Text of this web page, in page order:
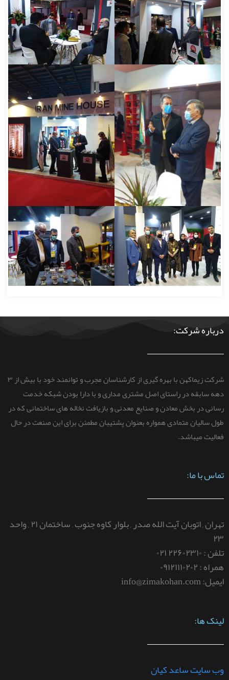
درباره شرکت:
شرکت زیماکهن با بهره گیری از کارشناسان مجرب و توانمند خود با بیش از ۳
دهه سابقه در راستای اصل مشتری مداری و با دارا بودن شبکه خدمت
رسانی در بخش معادن و صنایع معدنی و بازیافت نخاله های ساختمانی که در
طول سالیان متمادی همواره بعنوان پشتیبان مطمئن برای این صنعت در حال
فعالیت میباشد.
تماس با ما:
تهران , اتوبان آیت الله صدر , بلوار کاوه جنوب , ساختمان ۲۱ , واحد
۲۳
تلفن : ۲۲۶۰۲۳۱۰ ۰۲۱
همراه : ۰۹۱۲۱۱۱۰۲۰۲
ایمیل: info@zimakohan.com
لینک ها:
وب سایت ساعد کیان